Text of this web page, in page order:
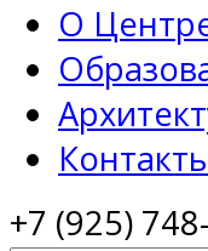
О
+7 (925)